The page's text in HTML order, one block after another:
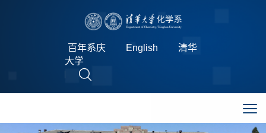
百年系庆 English
清华
大学